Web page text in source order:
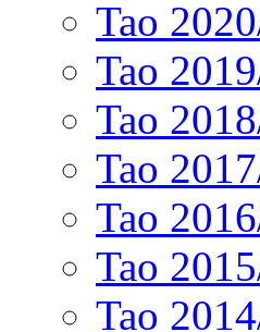
Tao
Tao
Tao
Tao
Tao
Tao
Tao